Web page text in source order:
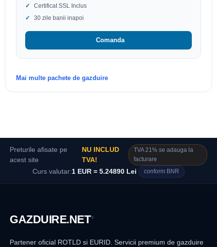
Certificat SSL Inclus
30 zile banii inapoi
Comanda
Mai multe pachete de gazduire
Preturile afisate pe
acest site
NU INCLUD
TVA!
TVA 21% se adauga la
facturare
Curs valutar:1 EUR = 5.24890 Lei conform BNR
GAZDUIRE.NET®
Partener oficial ROTLD si EURID. Servicii premium de gazduire